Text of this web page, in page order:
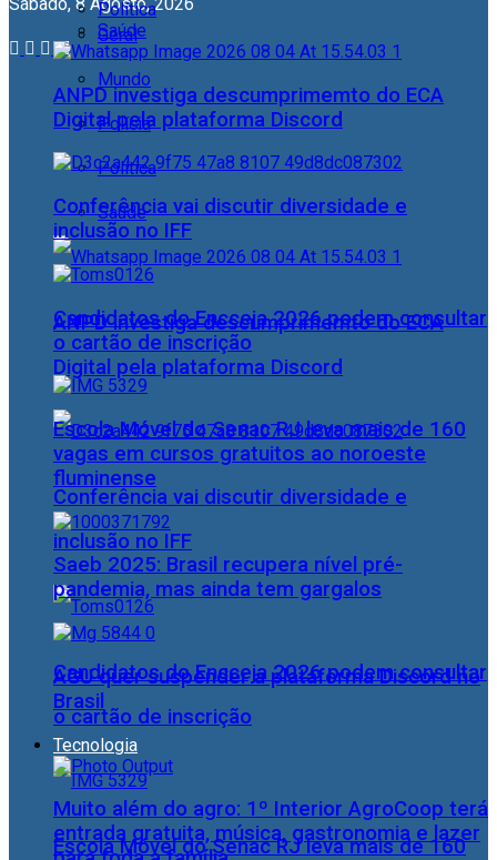
Geral
Mundo
Polícia
Política
Saúde
ANPD investiga descumprimemto do ECA
Digital pela plataforma Discord
Conferência vai discutir diversidade e
inclusão no IFF
Candidatos do Encceja 2026 podem consultar
o cartão de inscrição
Escola Móvel do Senac RJ leva mais de 160
Política
Saúde
ANPD investiga descumprimemto do ECA
Digital pela plataforma Discord
Conferência vai discutir diversidade e
inclusão no IFF
Candidatos do Encceja 2026 podem consultar
o cartão de inscrição
Escola Móvel do Senac RJ leva mais de 160
vagas em cursos gratuitos ao noroeste
fluminense
Saeb 2025: Brasil recupera nível pré-
pandemia, mas ainda tem gargalos
AGU quer suspender a plataforma Discord no
Brasil
Tecnologia
Muito além do agro: 1º Interior AgroCoop terá
entrada gratuita, música, gastronomia e lazer